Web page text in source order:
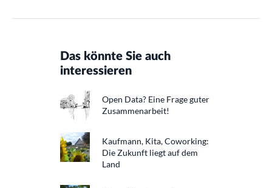
Das könnte Sie auch
interessieren
Open Data? Eine Frage guter
Zusammenarbeit!
Kaufmann, Kita, Coworking:
Die Zukunft liegt auf dem
Land